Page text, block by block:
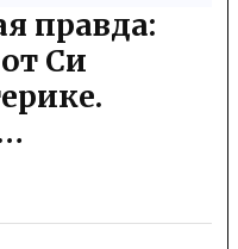
правда:
Си